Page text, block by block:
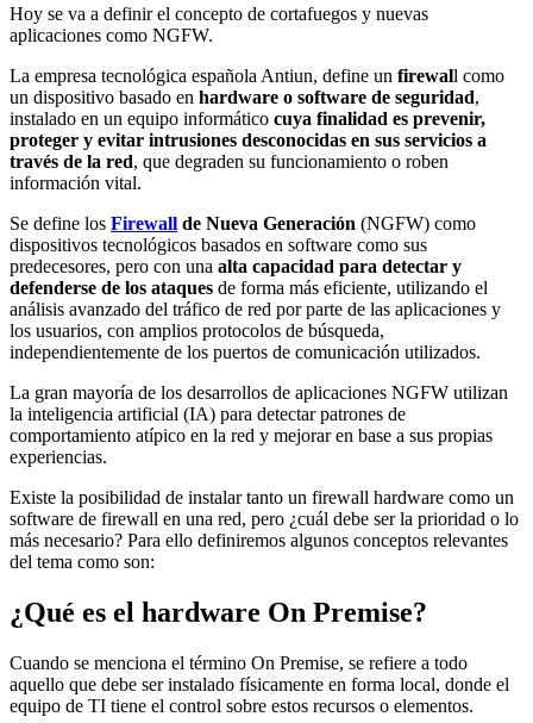
Hoy se va a definir el concepto de cortafuegos y nuevas
aplicaciones como NGFW.
La empresa tecnológica española Antiun, define un firewall como
un dispositivo basado en hardware o software de seguridad,
instalado en un equipo informático cuya finalidad es prevenir,
proteger y evitar intrusiones desconocidas en sus servicios a
través de la red, que degraden su funcionamiento o roben
información vital.
Se define los Firewall de Nueva Generación (NGFW) como
dispositivos tecnológicos basados en software como sus
predecesores, pero con una alta capacidad para detectar y
defenderse de los ataques de forma más eficiente, utilizando el
análisis avanzado del tráfico de red por parte de las aplicaciones y
los usuarios, con amplios protocolos de búsqueda,
independientemente de los puertos de comunicación utilizados.
La gran mayoría de los desarrollos de aplicaciones NGFW utilizan
la inteligencia artificial (IA) para detectar patrones de
comportamiento atípico en la red y mejorar en base a sus propias
experiencias.
Existe la posibilidad de instalar tanto un firewall hardware como un
software de firewall en una red, pero ¿cuál debe ser la prioridad o lo
más necesario? Para ello definiremos algunos conceptos relevantes
del tema como son:
¿Qué es el hardware On Premise?
Cuando se menciona el término On Premise, se refiere a todo
aquello que debe ser instalado físicamente en forma local, donde el
equipo de TI tiene el control sobre estos recursos o elementos.